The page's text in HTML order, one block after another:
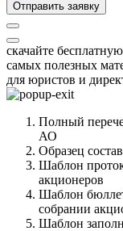
Отправить заявку
скачайте
самых полезных
для юристов и
Полный
АО
Образец
Шаблон
акционеров
Шаблон
собрании
Шаблон